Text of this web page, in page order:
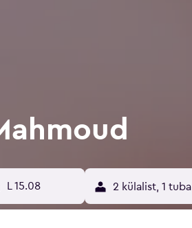
L 15.08 2 külalist, 1 tuba